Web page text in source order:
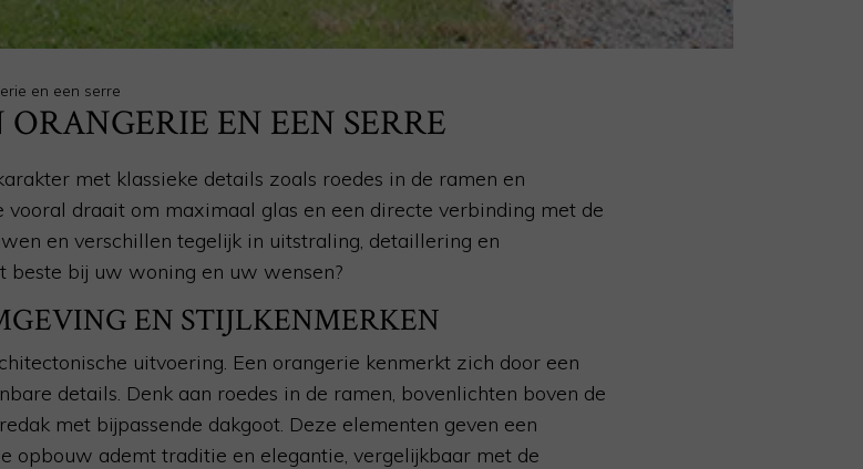
en een serre
EN EEN SERRE
met klassieke details zoals roedes in de ramen en
draait om maximaal glas en een directe verbinding met de
en verschillen tegelijk in uitstraling, detaillering en
beste bij uw woning en uw wensen?
EN STIJLKENMERKEN
uitvoering. Een orangerie kenmerkt zich door een
details. Denk aan roedes in de ramen, bovenlichten boven de
met bijpassende dakgoot. Deze elementen geven een
opbouw ademt traditie en elegantie, vergelijkbaar met de